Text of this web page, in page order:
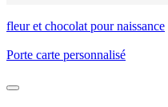
fleur et chocolat pour naissance
Porte carte personnalisé